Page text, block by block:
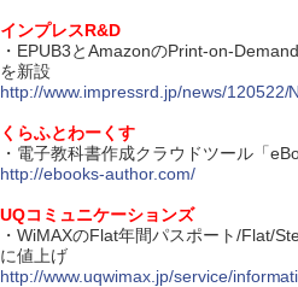
インプレスR&D
・EPUB3とAmazonのPrint-on-
を新設
http://www.impressrd.jp/news/120522/
くらふとわーくす
・電子教科書作成クラウドツール「
http://ebooks-author.com/
UQコミュニケーションズ
・WiMAXのFlat年間パスポート/Flat/
に値上げ
http://www.uqwimax.jp/service/